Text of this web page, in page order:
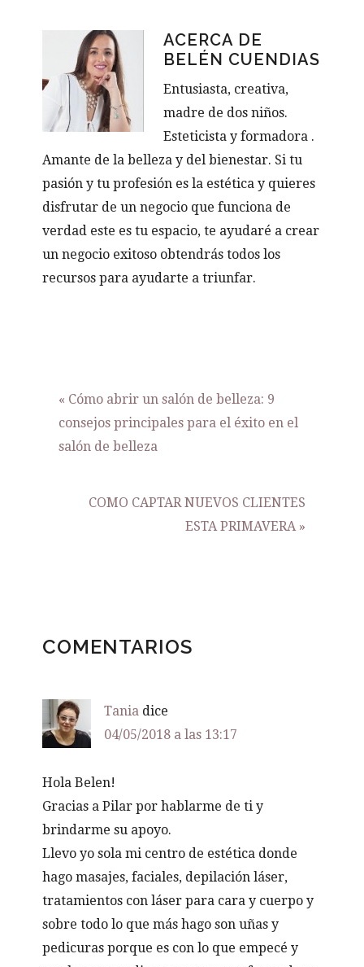
ACERCA DE
BELÉN CUENDIAS
Entusiasta, creativa,
madre de dos niños.
Esteticista y formadora .
Amante de la belleza y del bienestar. Si tu
pasión y tu profesión es la estética y quieres
disfrutar de un negocio que funciona de
verdad este es tu espacio, te ayudaré a crear
un negocio exitoso obtendrás todos los
recursos para ayudarte a triunfar.
Entrada
anterior:
« Cómo abrir un salón de belleza: 9
consejos principales para el éxito en el
salón de belleza
Siguiente
COMO CAPTAR NUEVOS CLIENTES
ESTA PRIMAVERA »
CON
LECTORES
COMENTARIOS
Tania dice
04/05/2018 a las 13:17
Hola Belen!
Gracias a Pilar por hablarme de ti y
brindarme su apoyo.
Llevo yo sola mi centro de estética donde
hago masajes, faciales, depilación láser,
tratamientos con láser para cara y cuerpo y
sobre todo lo que más hago son uñas y
pedicuras porque es con lo que empecé y